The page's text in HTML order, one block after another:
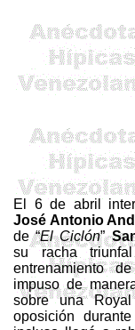
El 6 de abril
José Antonio
de “El Ciclón”
su racha
entrenamiento
impuso de
sobre una
oposición